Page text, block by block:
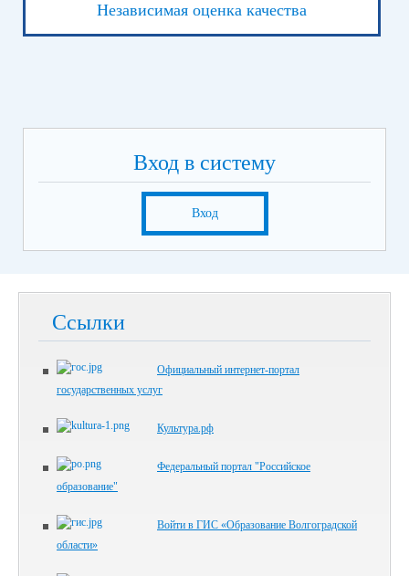
Независимая оценка качества
Вход в систему
Вход
Ссылки
Официальный интернет-портал
государственных услуг
Культура.рф
Федеральный портал "Российское
образование"
Войти в ГИС «Образование Волгоградской
области»